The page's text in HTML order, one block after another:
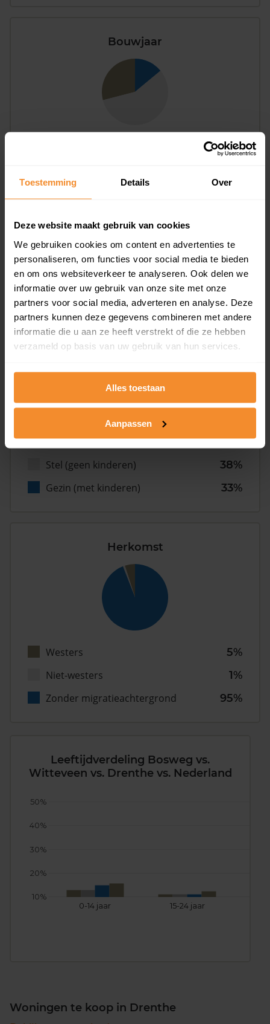
Toestemming Details Over
Deze website maakt gebruik van cookies
We gebruiken cookies om content en advertenties te
personaliseren, om functies voor social media te bieden
en om ons websiteverkeer te analyseren. Ook delen we
informatie over uw gebruik van onze site met onze
partners voor social media, adverteren en analyse. Deze
partners kunnen deze gegevens combineren met andere
informatie die u aan ze heeft verstrekt of die ze hebben
verzameld op basis van uw gebruik van hun services.
Alles toestaan
Aanpassen
Bouwjaar
29%
Inwoners
Type huishoudens
Eénpersoons
29%
Stel (geen kinderen)
38%
Gezin (met kinderen)
33%
Herkomst
Westers
5%
Niet-westers
1%
Zonder migratieachtergrond
95%
Leeftijdverdeling Bosweg vs.
Witteveen vs. Drenthe vs. Nederland
0-14 jaar 15-24 jaar
10%
20%
30%
40%
50%
Woningen te koop in Drenthe